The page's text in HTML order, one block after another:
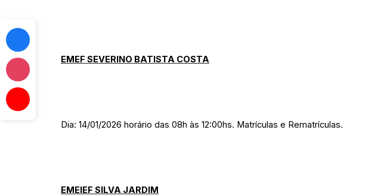
EMEF SEVERINO BATISTA COSTA
Dia: 14/01/2026 horário das 08h às 12:00hs. Matrículas e Rematrículas.
EMEIEF SILVA JARDIM